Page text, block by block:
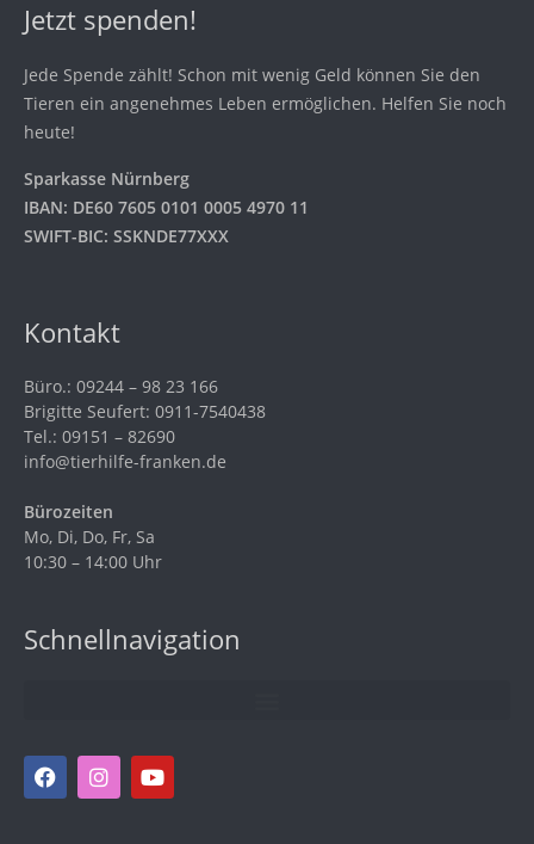
Jetzt spenden!
Jede Spende zählt! Schon mit wenig Geld können Sie den
Tieren ein angenehmes Leben ermöglichen. Helfen Sie noch
heute!
Sparkasse Nürnberg
IBAN: DE60 7605 0101 0005 4970 11
SWIFT-BIC: SSKNDE77XXX
Kontakt
Büro.: 09244 – 98 23 166
Brigitte Seufert: 0911-7540438
Tel.: 09151 – 82690
info@tierhilfe-franken.de
Bürozeiten
Mo, Di, Do, Fr, Sa
10:30 – 14:00 Uhr
Schnellnavigation